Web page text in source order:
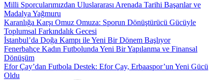
Milli Sporcularımızdan Uluslararası Arenada Tarihi Başarılar ve
Madalya Yağmuru
Karanlığa Karşı Omuz Omuza: Sporun Dönüştürücü Gücüyle
Toplumsal Farkındalık Gecesi
İstanbul’da Doğa Kampı ile Yeni Bir Dönem Başlıyor
Fenerbahçe Kadın Futbolunda Yeni Bir Yapılanma ve Finansal
Dönüşüm
Efor Çay’dan Futbola Destek: Efor Çay, Erbaaspor’un Yeni Gücü
Oldu